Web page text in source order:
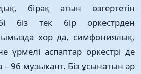
бірақ атын өзгертетін
біз тек бір оркестрден
хор да, симфониялық,
үрмелі аспаптар оркестрі де
– 96 музыкант. Біз ұсынатын әр